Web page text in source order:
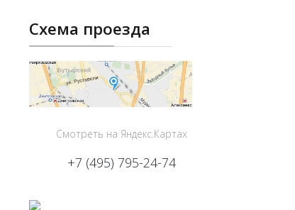
Схема проезда
Смотреть на Яндекс.Картах
+7 (495) 795-24-74